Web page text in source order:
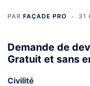
PAR FAÇADE PRO 31
Demande de
Gratuit et sans
Civilité